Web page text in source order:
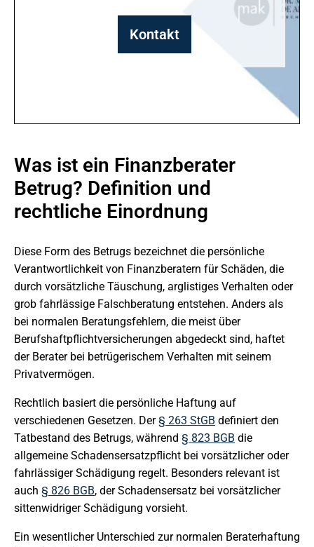
Kontakt
Was ist ein Finanzberater
Betrug? Definition und
rechtliche Einordnung
Diese Form des Betrugs bezeichnet die persönliche
Verantwortlichkeit von Finanzberatern für Schäden, die
durch vorsätzliche Täuschung, arglistiges Verhalten oder
grob fahrlässige Falschberatung entstehen. Anders als
bei normalen Beratungsfehlern, die meist über
Berufshaftpflichtversicherungen abgedeckt sind, haftet
der Berater bei betrügerischem Verhalten mit seinem
Privatvermögen.
Rechtlich basiert die persönliche Haftung auf
verschiedenen Gesetzen. Der§ 263 StGB definiert den
Tatbestand des Betrugs, während § 823 BGB die
allgemeine Schadensersatzpflicht bei vorsätzlicher oder
fahrlässiger Schädigung regelt. Besonders relevant ist
auch § 826 BGB, der Schadensersatz bei vorsätzlicher
sittenwidriger Schädigung vorsieht.
Ein wesentlicher Unterschied zur normalen Beraterhaftung